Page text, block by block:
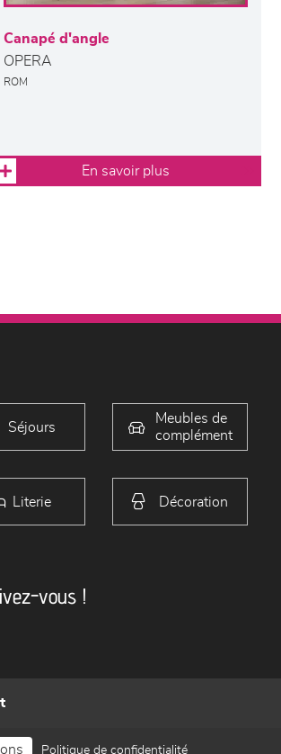
Canapé d'angle
OPERA
ROM
En savoir plus
Séjours
Meubles de
complément
Literie Décoration
vous !
Politique de confidentialité